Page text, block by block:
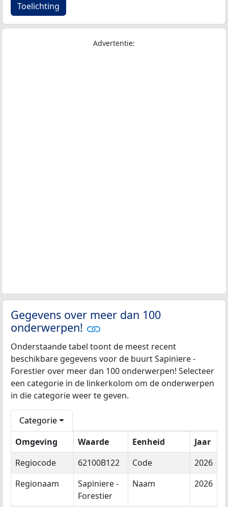
Toelichting
Advertentie:
Gegevens over meer dan 100
onderwerpen!
Onderstaande tabel toont de meest recent
beschikbare gegevens voor de buurt Sapiniere -
Forestier over meer dan 100 onderwerpen! Selecteer
een categorie in de linkerkolom om de onderwerpen
in die categorie weer te geven.
Categorie
Omgeving
Waarde Eenheid
Jaar
Regiocode
62100B122 Code
2026
Regionaam
Sapiniere -
Forestier
Naam 2026